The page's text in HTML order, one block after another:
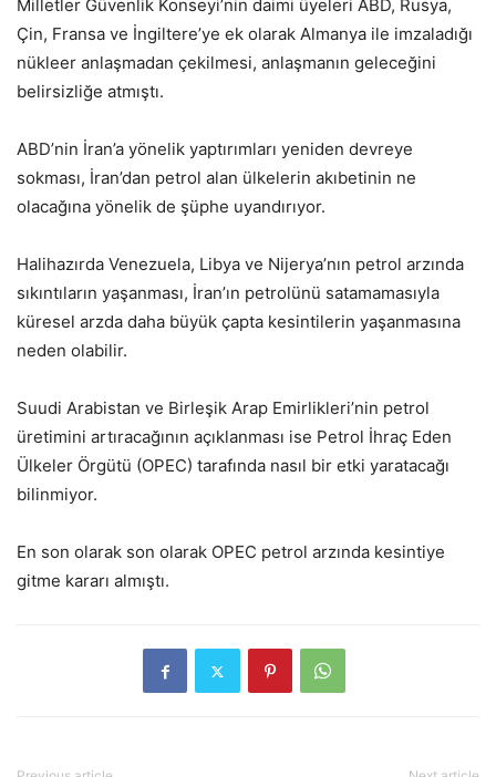
Milletler Güvenlik Konseyi’nin daimi üyeleri ABD, Rusya,
Çin, Fransa ve İngiltere’ye ek olarak Almanya ile imzaladığı
nükleer anlaşmadan çekilmesi, anlaşmanın geleceğini
belirsizliğe atmıştı.
ABD’nin İran’a yönelik yaptırımları yeniden devreye
sokması, İran’dan petrol alan ülkelerin akıbetinin ne
olacağına yönelik de şüphe uyandırıyor.
Halihazırda Venezuela, Libya ve Nijerya’nın petrol arzında
sıkıntıların yaşanması, İran’ın petrolünü satamamasıyla
küresel arzda daha büyük çapta kesintilerin yaşanmasına
neden olabilir.
Suudi Arabistan ve Birleşik Arap Emirlikleri’nin petrol
üretimini artıracağının açıklanması ise Petrol İhraç Eden
Ülkeler Örgütü (OPEC) tarafında nasıl bir etki yaratacağı
bilinmiyor.
En son olarak son olarak OPEC petrol arzında kesintiye
gitme kararı almıştı.